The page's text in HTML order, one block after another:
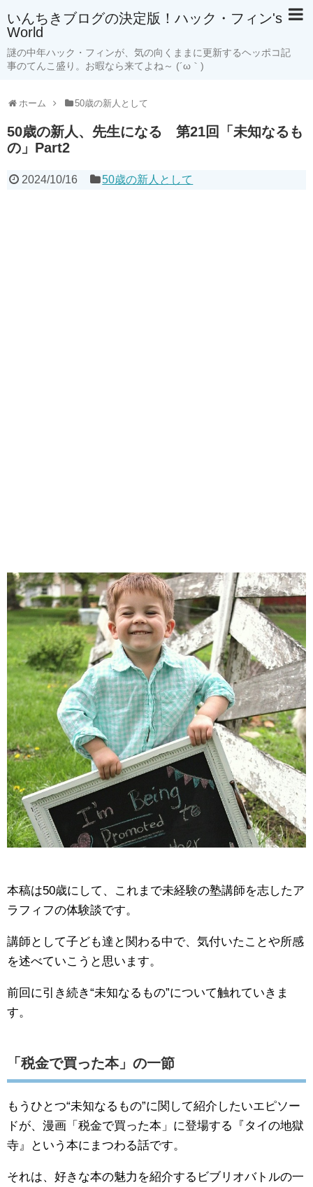
いんちきブログの決定版！ハック・フィン's
World
謎の中年ハック・フィンが、気の向くままに更新するヘッポコ記
事のてんこ盛り。お暇なら来てよね～ (´ω｀)
ホーム 50歳の新人として
50歳の新人、先生になる 第21回「未知なるも
の」Part2
2024/10/16 50歳の新人として
本稿は50歳にして、これまで未経験の塾講師を志したア
ラフィフの体験談です。
講師として子ども達と関わる中で、気付いたことや所感
を述べていこうと思います。
前回に引き続き“未知なるもの”について触れていきま
す。
「税金で買った本」の一節
もうひとつ“未知なるもの”に関して紹介したいエピソー
ドが、漫画「税金で買った本」に登場する『タイの地獄
寺』という本にまつわる話です。
それは、好きな本の魅力を紹介するビブリオバトルの一